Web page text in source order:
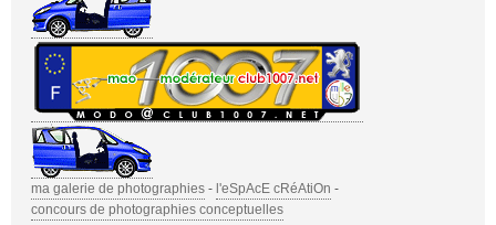
ma galerie de photographies - l'eSpAcE cRéAtiOn -
concours de photographies conceptuelles